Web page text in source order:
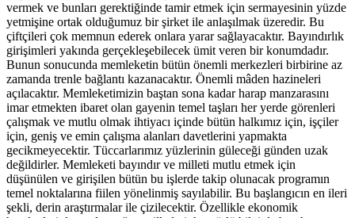
vermek ve bunları gerektiğinde tamir etmek için sermayesinin yüzde
yetmişine ortak olduğumuz bir şirket ile anlaşılmak üzeredir. Bu
çiftçileri çok memnun ederek onlara yarar sağlayacaktır. Bayındırlık
girişimleri yakında gerçekleşebilecek ümit veren bir konumdadır.
Bunun sonucunda memleketin bütün önemli merkezleri birbirine az
zamanda trenle bağlantı kazanacaktır. Önemli mâden hazineleri
açılacaktır. Memleketimizin baştan sona kadar harap manzarasını
imar etmekten ibaret olan gayenin temel taşları her yerde görenleri
çalışmak ve mutlu olmak ihtiyacı içinde bütün halkımız için, işçiler
için, geniş ve emin çalışma alanları davetlerini yapmakta
gecikmeyecektir. Tüccarlarımız yüzlerinin güleceği günden uzak
değildirler. Memleketi bayındır ve milleti mutlu etmek için
düşünülen ve girişilen bütün bu işlerde takip olunacak programın
temel noktalarına fiilen yönelinmiş sayılabilir. Bu başlangıcın en ileri
şekli, derin araştırmalar ile çizilecektir. Özellikle ekonomik